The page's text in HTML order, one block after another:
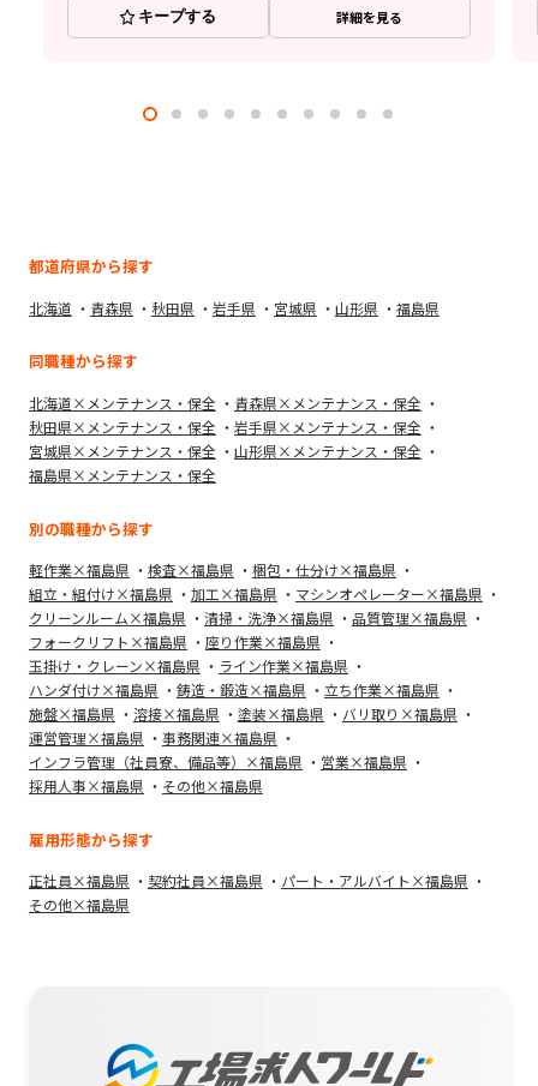
キープする 詳細を見る
都道府県から探す
北海道 青森県 秋田県 岩手県 宮城県 山形県 福島県
同職種から探す
北海道×メンテナンス・保全
青森県×メンテナンス・保全
秋田県×メンテナンス・保全
岩手県×メンテナンス・保全
宮城県×メンテナンス・保全
山形県×メンテナンス・保全
福島県×メンテナンス・保全
別の職種から探す
軽作業×福島県 検査×福島県
梱包・仕分け×福島県
組立・組付け×福島県
加工×福島県
マシンオペレーター×福島県
クリーンルーム×福島県
清掃・洗浄×福島県
品質管理×福島県
フォークリフト×福島県
座り作業×福島県
玉掛け・クレーン×福島県
ライン作業×福島県
ハンダ付け×福島県
鋳造・鍛造×福島県
立ち作業×福島県
施盤×福島県
溶接×福島県 塗装×福島県
バリ取り×福島県
運営管理×福島県
事務関連×福島県
インフラ管理（社員寮、備品等）×福島県
営業×福島県
採用人事×福島県
その他×福島県
雇用形態から探す
正社員×福島県 契約社員×福島県
パート・アルバイト×福島県
その他×福島県